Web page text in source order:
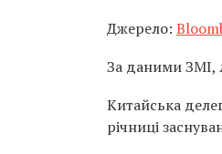
Джерело:
За даними ЗМІ,
Китайська
річниці